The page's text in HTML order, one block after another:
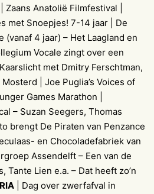
| Zaans Anatolië Filmfestival |
met Snoepjes! 7-14 jaar | De
(vanaf 4 jaar) – Het Laagland en
Vocale zingt over een
met Dmitry Ferschtman,
| Joe Puglia’s Voices of
Games Marathon |
– Suzan Seegers, Thomas
brengt De Piraten van Penzance
en Chocoladefabriek van
Assendelft – Een van de
Tante Lien e.a. – Dat heeft zo’n
| Dag over zwerfafval in